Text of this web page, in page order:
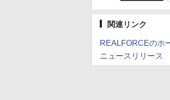
関連リンク
REALFORCEのホ
ニュースリリース